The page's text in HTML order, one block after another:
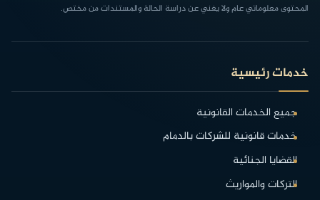
المحتوى معلوماتي عام ولا يغني عن دراسة الحالة والمستندات من مختص.
خدمات رئيسية
جميع الخدمات القانونية
خدمات قانونية للشركات بالدمام
القضايا الجنائية
التركات والمواريث